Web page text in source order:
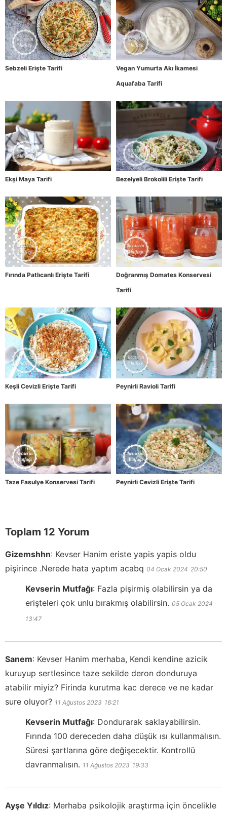
Sebzeli Erişte Tarifi
Vegan Yumurta Akı İkamesi
Aquafaba Tarifi
Ekşi Maya Tarifi Bezelyeli Brokolili Erişte Tarifi
Fırında Patlıcanlı Erişte Tarifi
Doğranmış Domates Konservesi
Tarifi
Keşli Cevizli Erişte Tarifi Peynirli Ravioli Tarifi
Taze Fasulye Konservesi Tarifi Peynirli Cevizli Erişte Tarifi
Toplam 12 Yorum
Gizemshhn: Kevser Hanim eriste yapis yapis oldu
pişirince .Nerede hata yaptım acabq 04 Ocak 2024 20:50
Kevserin Mutfağı: Fazla pişirmiş olabilirsin ya da
erişteleri çok unlu bırakmış olabilirsin. 05 Ocak 2024
13:47
Sanem: Kevser Hanim merhaba, Kendi kendine azicik
kuruyup sertlesince taze sekilde deron donduruya
atabilir miyiz? Firinda kurutma kac derece ve ne kadar
sure oluyor? 11 Ağustos 2023 16:21
Kevserin Mutfağı: Dondurarak saklayabilirsin.
Fırında 100 dereceden daha düşük ısı kullanmalısın.
Süresi şartlarına göre değişecektir. Kontrollü
davranmalısın. 11 Ağustos 2023 19:33
Ayşe Yıldız: Merhaba psikolojik araştırma için öncelikle